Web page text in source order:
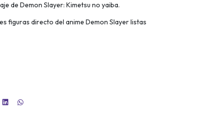
de Demon Slayer: Kimetsu no yaiba.
figuras directo del anime Demon Slayer listas